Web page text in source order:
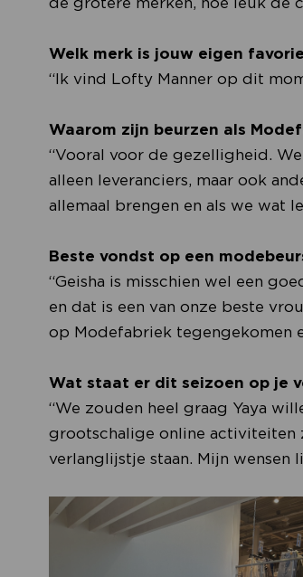
Welk merk is jouw eigen
“Ik vind Lofty Manner op dit
Waarom zijn beurzen als
“Vooral voor de gezelligheid.
alleen leveranciers, maar ook
allemaal brengen en als we wat
Beste vondst op een
“Geisha is misschien wel een
en dat is een van onze beste
op Modefabriek tegengekomen
Wat staat er dit seizoen op je
“We zouden heel graag Yaya
grootschalige online activiteiten
verlanglijstje staan. Mijn wensen